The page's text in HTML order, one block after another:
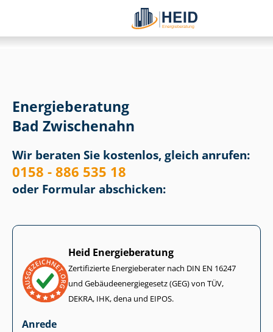
Energieberatung
Bad Zwischenahn
Wir beraten Sie kostenlos, gleich anrufen:
0158 - 886 535 18
oder Formular abschicken:
Heid Energieberatung
Zertifizierte Energieberater nach DIN EN 16247
und Ge­bäu­de­en­er­gie­ge­setz (GEG) von TÜV,
DEKRA, IHK, dena und EIPOS.
Anrede